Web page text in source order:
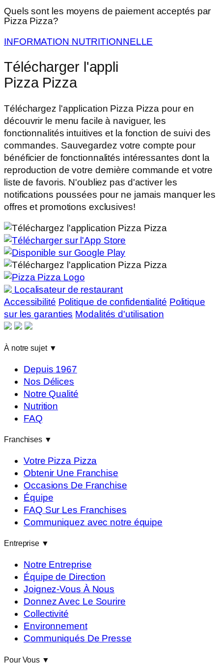
Quels sont les moyens de paiement acceptés par
Pizza Pizza?
INFORMATION NUTRITIONNELLE
Télécharger l'appli
Pizza Pizza
Téléchargez l'application Pizza Pizza pour en
découvrir le menu facile à naviguer, les
fonctionnalités intuitives et la fonction de suivi des
commandes. Sauvegardez votre compte pour
bénéficier de fonctionnalités intéressantes dont la
reproduction de votre dernière commande et votre
liste de favoris. N'oubliez pas d'activer les
notifications poussées pour ne jamais manquer les
offres et promotions exclusives!
Localisateur de restaurant
Accessibilité Politique de confidentialité Politique
sur les garanties Modalités d'utilisation
À notre sujet ▼
Depuis 1967
Nos Délices
Notre Qualité
Nutrition
FAQ
Franchises ▼
Votre Pizza Pizza
Obtenir Une Franchise
Occasions De Franchise
Équipe
FAQ Sur Les Franchises
Communiquez avec notre équipe
Entreprise ▼
Notre Entreprise
Équipe de Direction
Joignez-Vous À Nous
Donnez Avec Le Sourire
Collectivité
Environnement
Communiqués De Presse
Pour Vous ▼